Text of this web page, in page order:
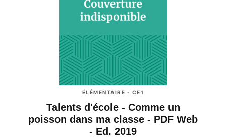
ÉLÉMENTAIRE - CE1
Talents d'école - Comme un
poisson dans ma classe - PDF Web
- Ed. 2019